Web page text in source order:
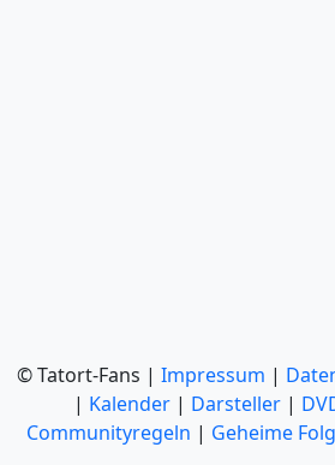
© Tatort-Fans | Impressum |
| Kalender | Darsteller |
Communityregeln | Geheime